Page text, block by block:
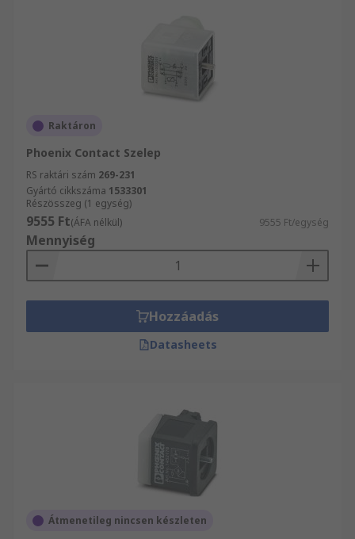
Raktáron
Phoenix Contact Szelep
RS raktári szám 269-231
Gyártó cikkszáma 1533301
Részösszeg (1 egység)
9555 Ft(ÁFA nélkül) 9555 Ft/egység
Mennyiség
Hozzáadás
Datasheets
Átmenetileg nincsen készleten